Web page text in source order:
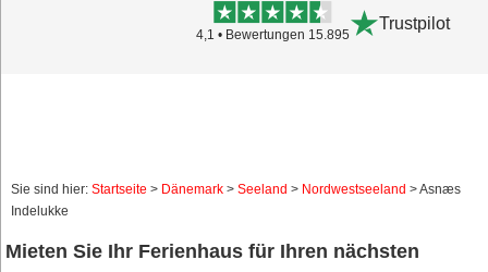
4,1 • Bewertungen 15.895
Trustpilot
Sie sind hier: Startseite > Dänemark > Seeland > Nordwestseeland > Asnæs
Indelukke
Mieten Sie Ihr Ferienhaus für Ihren nächsten